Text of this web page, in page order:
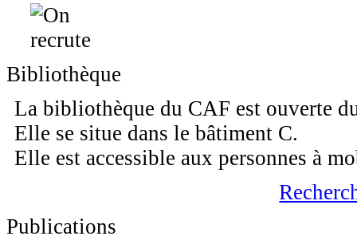
Bibliothèque
La bibliothèque du CAF est ouverte
Elle se situe dans le bâtiment C.
Elle est accessible aux personnes à
Publications